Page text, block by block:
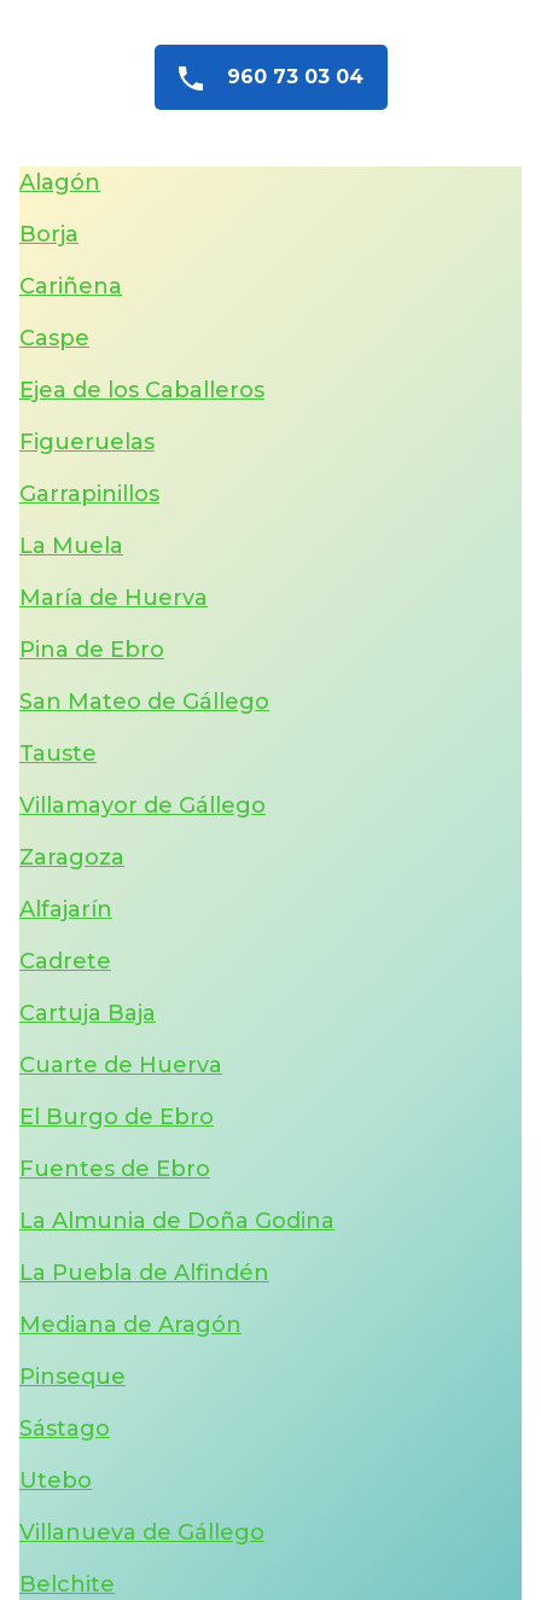
960 73 03 04
Alagón
Borja
Cariñena
Caspe
Ejea de los Caballeros
Figueruelas
Garrapinillos
La Muela
María de Huerva
Pina de Ebro
San Mateo de Gállego
Tauste
Villamayor de Gállego
Zaragoza
Alfajarín
Cadrete
Cartuja Baja
Cuarte de Huerva
El Burgo de Ebro
Fuentes de Ebro
La Almunia de Doña Godina
La Puebla de Alfindén
Mediana de Aragón
Pinseque
Sástago
Utebo
Villanueva de Gállego
Belchite